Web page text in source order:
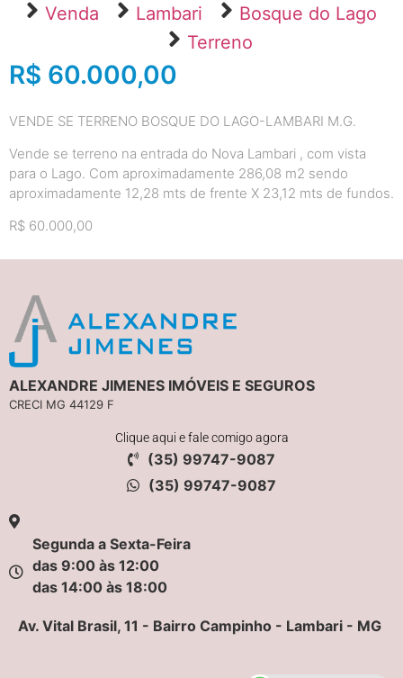
Venda Lambari
Bosque do Lago
Terreno
R$ 60.000,00
VENDE SE TERRENO BOSQUE DO LAGO-LAMBARI M.G.
Vende se terreno na entrada do Nova Lambari , com vista
para o Lago. Com aproximadamente 286,08 m2 sendo
aproximadamente 12,28 mts de frente X 23,12 mts de fundos.
R$ 60.000,00
ALEXANDRE JIMENES IMÓVEIS E SEGUROS
CRECI MG 44129 F
Clique aqui e fale comigo agora
(35) 99747-9087
(35) 99747-9087
Segunda a Sexta-Feira
das 9:00 às 12:00
das 14:00 às 18:00
Av. Vital Brasil, 11 - Bairro Campinho - Lambari - MG